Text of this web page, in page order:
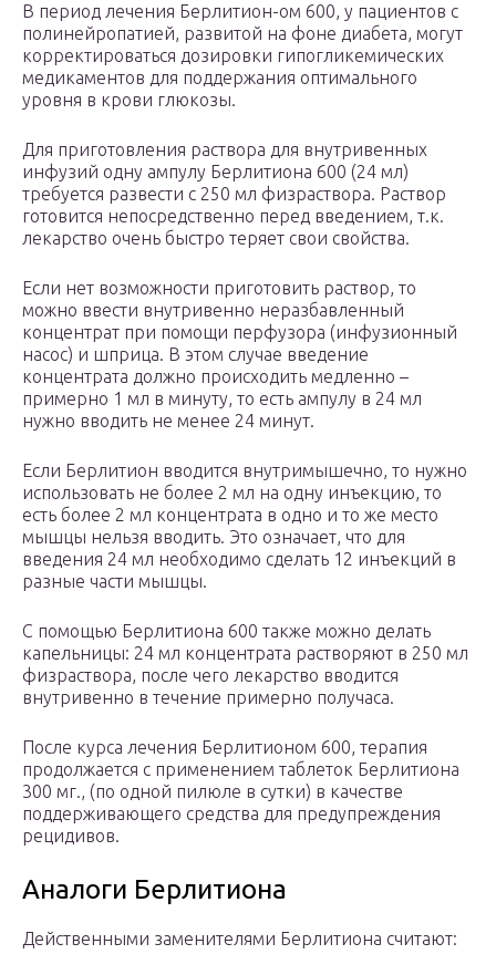
В период лечения Берлитион-ом 600, у пациентов с
полинейропатией, развитой на фоне диабета, могут
корректироваться дозировки гипогликемических
медикаментов для поддержания оптимального
уровня в крови глюкозы.
Для приготовления раствора для внутривенных
инфузий одну ампулу Берлитиона 600 (24 мл)
требуется развести с 250 мл физраствора. Раствор
готовится непосредственно перед введением, т.к.
лекарство очень быстро теряет свои свойства.
Если нет возможности приготовить раствор, то
можно ввести внутривенно неразбавленный
концентрат при помощи перфузора (инфузионный
насос) и шприца. В этом случае введение
концентрата должно происходить медленно –
примерно 1 мл в минуту, то есть ампулу в 24 мл
нужно вводить не менее 24 минут.
Если Берлитион вводится внутримышечно, то нужно
использовать не более 2 мл на одну инъекцию, то
есть более 2 мл концентрата в одно и то же место
мышцы нельзя вводить. Это означает, что для
введения 24 мл необходимо сделать 12 инъекций в
разные части мышцы.
С помощью Берлитиона 600 также можно делать
капельницы: 24 мл концентрата растворяют в 250 мл
физраствора, после чего лекарство вводится
внутривенно в течение примерно получаса.
После курса лечения Берлитионом 600, терапия
продолжается с применением таблеток Берлитиона
300 мг., (по одной пилюле в сутки) в качестве
поддерживающего средства для предупреждения
рецидивов.
Аналоги Берлитиона
Действенными заменителями Берлитиона считают: